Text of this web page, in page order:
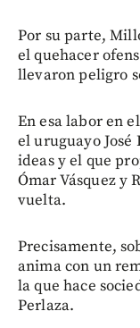
Por su parte,
el quehacer
llevaron peligro
En esa labor en
el uruguayo
ideas y el que
Ómar Vásquez y
vuelta.
Precisamente,
anima con un
la que hace
Perlaza.